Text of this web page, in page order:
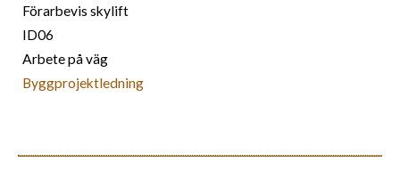
Förarbevis skylift
ID06
Arbete på väg
Byggprojektledning